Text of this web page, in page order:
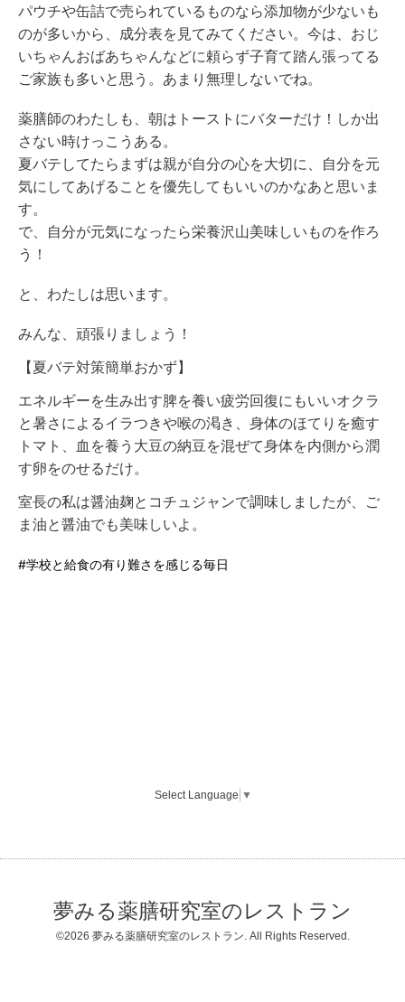
パウチや缶詰で売られているものなら添加物が少ないも
のが多いから、成分表を見てみてください。今は、おじ
いちゃんおばあちゃんなどに頼らず子育て踏ん張ってる
ご家族も多いと思う。あまり無理しないでね。
薬膳師のわたしも、朝はトーストにバターだけ！しか出
さない時けっこうある。
夏バテしてたらまずは親が自分の心を大切に、自分を元
気にしてあげることを優先してもいいのかなあと思いま
す。
で、自分が元気になったら栄養沢山美味しいものを作ろ
う！
と、わたしは思います。
みんな、頑張りましょう！
【夏バテ対策簡単おかず】
エネルギーを生み出す脾を養い疲労回復にもいいオクラ
と暑さによるイラつきや喉の渇き、身体のほてりを癒す
トマト、血を養う大豆の納豆を混ぜて身体を内側から潤
す卵をのせるだけ。
室長の私は醤油麹とコチュジャンで調味しましたが、ご
ま油と醤油でも美味しいよ。
#学校と給食の有り難さを感じる毎日
Select Language ▼
夢みる薬膳研究室のレストラン
©2026 夢みる薬膳研究室のレストラン. All Rights Reserved.